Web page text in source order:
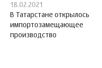
18.02.2021
В Татарстане открылось
импортозамещающее
производство